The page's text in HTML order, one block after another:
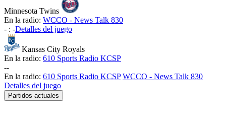
Minnesota Twins
En la radio: WCCO - News Talk 830
- : -Detalles del juego
Kansas City Royals
En la radio: 610 Sports Radio KCSP
--
En la radio: 610 Sports Radio KCSP WCCO - News Talk 830
Detalles del juego
Partidos actuales